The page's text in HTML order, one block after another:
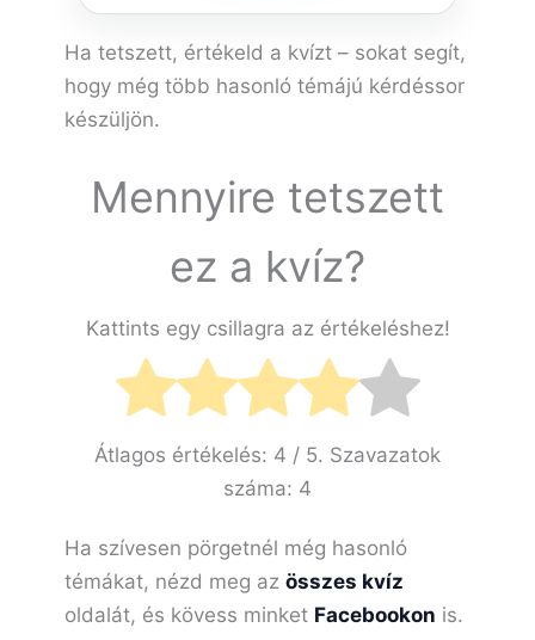
Ha tetszett, értékeld a kvízt – sokat segít,
hogy még több hasonló témájú kérdéssor
készüljön.
Mennyire tetszett
ez a kvíz?
Kattints egy csillagra az értékeléshez!
Átlagos értékelés: 4 / 5. Szavazatok
száma: 4
Ha szívesen pörgetnél még hasonló
témákat, nézd meg az összes kvíz
oldalát, és kövess minket Facebookon is.